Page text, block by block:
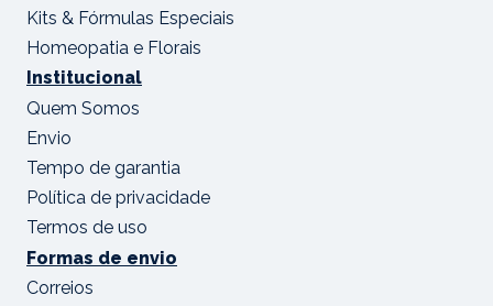
Kits & Fórmulas Especiais
Homeopatia e Florais
Institucional
Quem Somos
Envio
Tempo de garantia
Política de privacidade
Termos de uso
Formas de envio
Correios